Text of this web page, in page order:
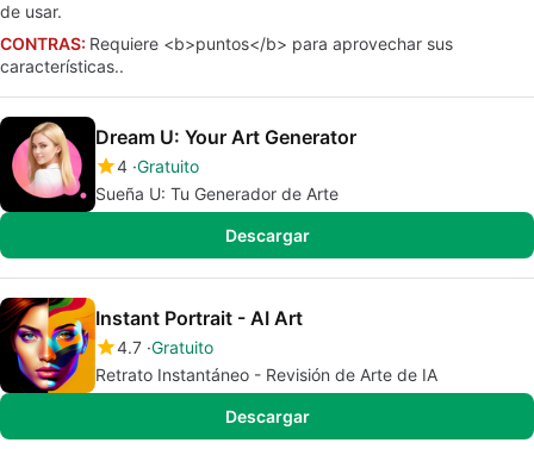
de usar.
CONTRAS: Requiere <b>puntos</b> para aprovechar sus
características..
Dream U: Your Art Generator
4 Gratuito
Sueña U: Tu Generador de Arte
Descargar
Instant Portrait - AI Art
4.7 Gratuito
Retrato Instantáneo - Revisión de Arte de IA
Descargar